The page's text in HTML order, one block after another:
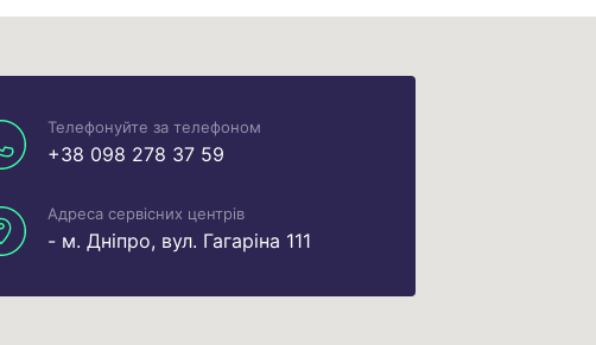
Телефонуйте за телефоном
+38 098 278 37 59
Адреса сервісних центрів
- м. Дніпро, вул. Гагаріна 111